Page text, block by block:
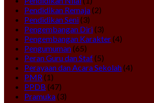
Pendidikan Remaja(2)
Pendidikan Seni(3)
Pengembangan Diri(3)
Pengembangan Karakter(4)
Pengumuman(65)
Peran Guru dan Staf(5)
Perayaan dan Acara Sekolah(4)
PMR (1)
PPDB (47)
Pramuka(3)